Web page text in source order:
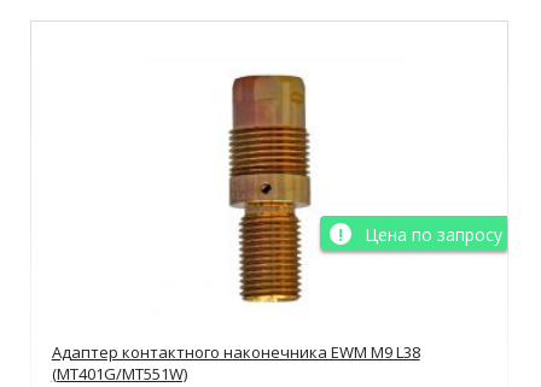
Цена по запросу
Адаптер контактного наконечника EWM M9 L38
(MT401G/MT551W)